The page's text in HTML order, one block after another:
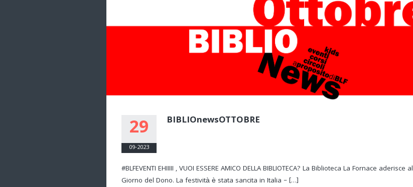
29
09-2023
BIBLIOnewsOTTOBRE
#BLFEVENTI EHIIIII , VUOI ESSERE AMICO DELLA BIBLIOTECA? La Biblioteca La Fornace aderisce al
Giorno del Dono. La festività è stata sancita in Italia – […]